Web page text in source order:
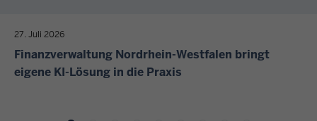
27. Juli 2026
Finanzverwaltung Nordrhein-Westfalen bringt
eigene KI-Lösung in die Praxis